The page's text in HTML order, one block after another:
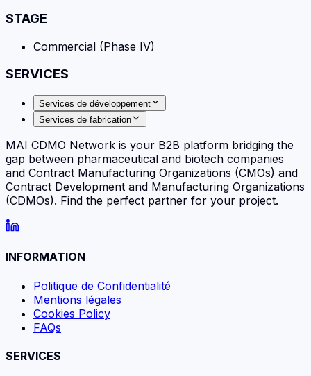
STAGE
Commercial (Phase IV)
SERVICES
Services de développement
Services de fabrication
MAI CDMO Network is your B2B platform bridging the
gap between pharmaceutical and biotech companies
and Contract Manufacturing Organizations (CMOs) and
Contract Development and Manufacturing Organizations
(CDMOs). Find the perfect partner for your project.
INFORMATION
Politique de Confidentialité
Mentions légales
Cookies Policy
FAQs
SERVICES